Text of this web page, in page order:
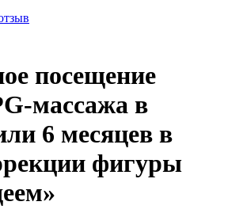
посещение
массажа в
6 месяцев в
фигуры